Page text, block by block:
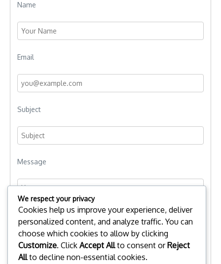
Name
Email
Subject
Message
Send Message
We respect your privacy
Cookies help us improve your experience, deliver
personalized content, and analyze traffic. You can
choose which cookies to allow by clicking
Customize. Click Accept Allto consent orReject
Allto decline non-essential cookies.